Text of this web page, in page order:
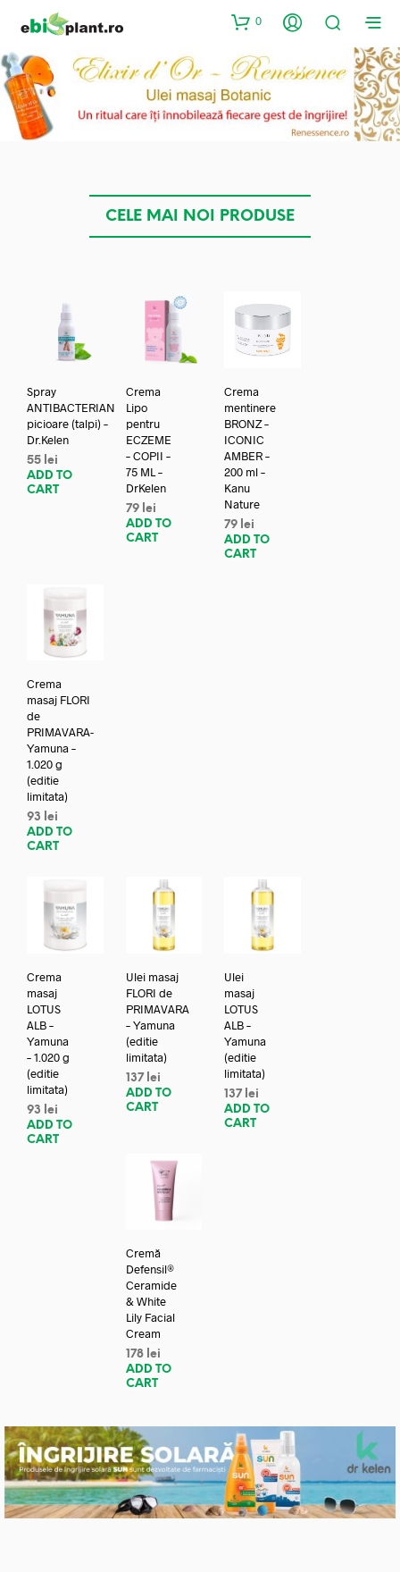
0
CELE MAI NOI PRODUSE
Spray
ANTIBACTERIAN
picioare (talpi) –
Dr.Kelen
55 lei
ADD TO
CART
Crema
Lipo
pentru
ECZEME
– COPII –
75 ML –
DrKelen
79 lei
ADD TO
CART
Crema
mentinere
BRONZ –
ICONIC
AMBER –
200 ml –
Kanu
Nature
79 lei
ADD TO
CART
Crema
masaj FLORI
de
PRIMAVARA-
Yamuna –
1.020 g
(editie
limitata)
93
lei
ADD TO
CART
Crema
masaj
LOTUS
ALB –
Yamuna
– 1.020 g
(editie
limitata)
93
lei
ADD TO
CART
Ulei masaj
FLORI de
PRIMAVARA
– Yamuna
(editie
limitata)
137 lei
ADD TO
CART
Ulei
masaj
LOTUS
ALB –
Yamuna
(editie
limitata)
137 lei
ADD TO
CART
Cremă
Defensil®
Ceramide
& White
Lily Facial
Cream
178 lei
ADD TO
CART